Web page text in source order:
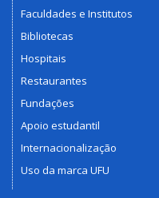
Faculdades e Institutos
Bibliotecas
Hospitais
Restaurantes
Fundações
Apoio estudantil
Internacionalização
Uso da marca UFU